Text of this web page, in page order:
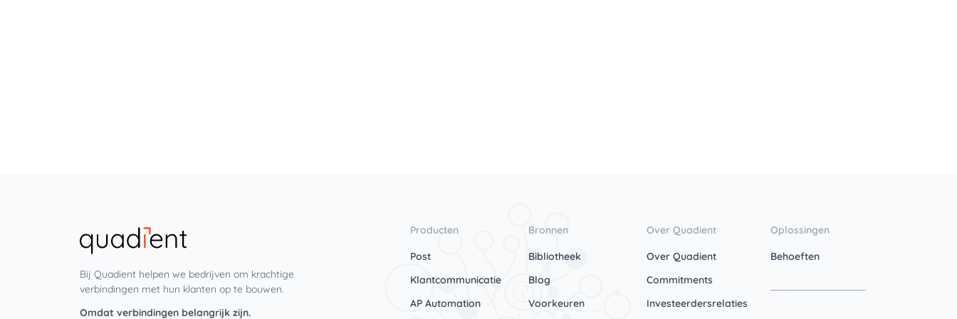
Bij Quadient helpen we bedrijven om krachtige
verbindingen met hun klanten op te bouwen.
Omdat verbindingen belangrijk zijn.
Producten
Post
Klantcommunicatie
AP Automation
Bronnen
Bibliotheek
Blog
Voorkeuren
Over Quadient
Over Quadient
Commitments
Investeerdersrelaties
Oplossingen
Behoeften